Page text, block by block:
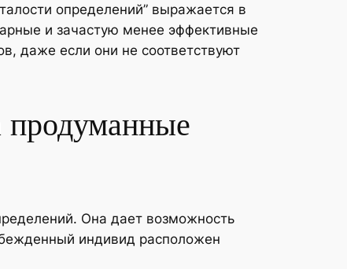
определений” выражается в
и зачастую менее эффективные
даже если они не соответствуют
продуманные
Она дает возможность
индивид расположен